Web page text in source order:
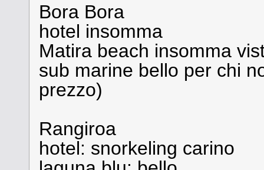
Bora Bora
hotel insomma
Matira beach insomma
sub marine bello per chi
prezzo)
Rangiroa
hotel: snorkeling carino